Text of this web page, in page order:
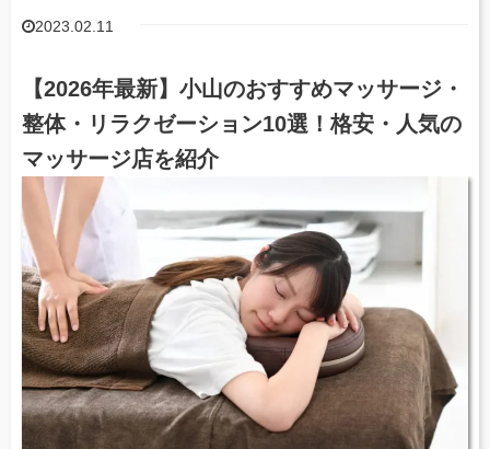
2023.02.11
【2026年最新】小山のおすすめマッサージ・
整体・リラクゼーション10選！格安・人気の
マッサージ店を紹介